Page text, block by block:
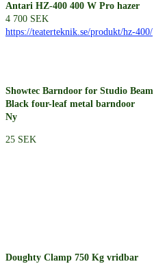
Antari HZ-400 400 W Pro hazer
4 700 SEK
https://teaterteknik.se/produkt/hz-400/
Showtec Barndoor for Studio Beam
Black four-leaf metal barndoor
Ny
25 SEK
Doughty Clamp 750 Kg vridbar